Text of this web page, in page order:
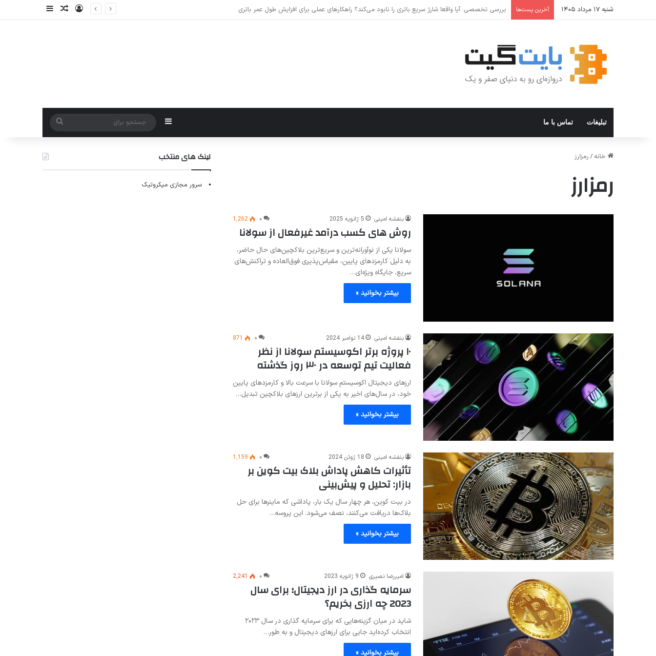
شنبه ۱۷ مرداد ۱۴۰۵ آخرین پست‌ها نحوه افزودن و استفاده از Private DNS در ویندوز ۱۱ ورودنوشته تصادفی
سایدبار
تبلیغات تماس با ما سایدبار
جستجو
برای
خانه / رمزارز
رمزارز
بنفشه امینی 5 ژانویه 2025 ۰ 1,262
روش های کسب درآمد غیرفعال از سولانا
سولانا یکی از نوآورانه‌ترین و سریع‌ترین بلاکچین‌های حال حاضر،
به دلیل کارمزدهای پایین، مقیاس‌پذیری فوق‌العاده و تراکنش‌های
سریع، جایگاه ویژه‌ای…
بیشتر بخوانید »
بنفشه امینی 14 نوامبر 2024 ۰ 871
۱۰ پروژه برتر اکوسیستم سولانا از نظر
فعالیت تیم توسعه در ۳۰ روز گذشته
ارزهای دیجیتال اکوسیستم سولانا با سرعت بالا و کارمزدهای پایین
خود، در سال‌های اخیر به یکی از برترین ارزهای بلاکچین تبدیل…
بیشتر بخوانید »
بنفشه امینی 18 ژوئن 2024 ۰ 1,159
تأثیرات کاهش پاداش بلاک بیت کوین بر
بازار: تحلیل و پیش‌بینی
در بیت کوین، هر چهار سال یک بار، پاداشی که ماینرها برای حل
بلاک‌ها دریافت می‌کنند، نصف می‌شود. این پروسه…
بیشتر بخوانید »
امیررضا نصیری 9 ژانویه 2023 ۰ 2,241
سرمایه گذاری در ارز دیجیتال؛ برای سال
2023 چه ارزی بخریم؟
شاید در میان گزینه‌هایی که برای سرمایه گذاری در سال ۲۰۲۳
انتخاب کرده‌اید جایی برای ارزهای دیجیتال و به طور…
بیشتر بخوانید »
لینک های منتخب
سرور مجازی میکروتیک